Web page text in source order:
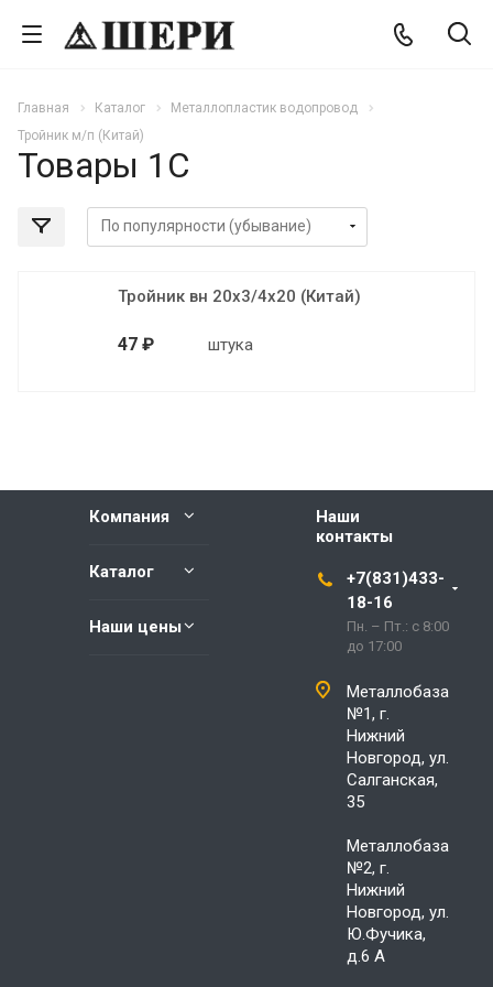
Главная Каталог
Металлопластик водопровод
Тройник м/п (Китай)
Товары 1С
Тройник вн 20х3/4х20 (Китай)
47 ₽ штука
Компания
Каталог
Наши цены
Наши
контакты
+7(831)433-
18-16
Пн. – Пт.: с 8:00
до 17:00
Металлобаза
№1, г.
Нижний
Новгород, ул.
Салганская,
35
Металлобаза
№2, г.
Нижний
Новгород, ул.
Ю.Фучика,
д.6 А